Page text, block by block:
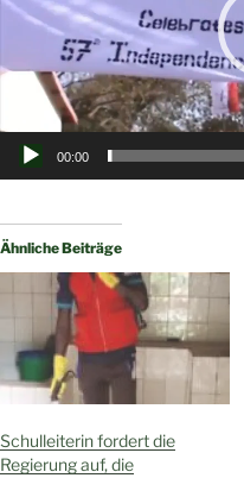
00:00
Ähnliche Beiträge
Schulleiterin fordert die
Regierung auf, die